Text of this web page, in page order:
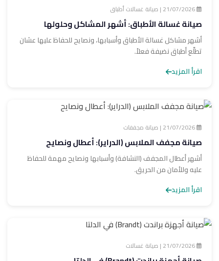
صيانة غسالة الأطباق: أشهر المشاكل وحلولها
أشهر مشاكل غسالة الأطباق وأسبابها، ونصايح للحفاظ عليها عشان
تطلّع أطباق نضيفة فعلاً.
اقرأ المزيد
صيانة مجفف الملابس (الدراير): أعطال ونصايح
أشهر أعطال المجفف (النشافة) وأسبابها ونصايح مهمة للحفاظ
عليه وللأمان من الحريق.
اقرأ المزيد